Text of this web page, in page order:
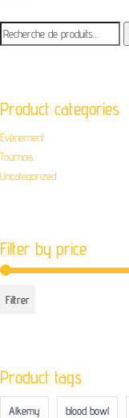
Product categories
Evènement
Tournois
Uncategorized
Filter by price
Filtrer
Product tags
Alkemy blood bowl